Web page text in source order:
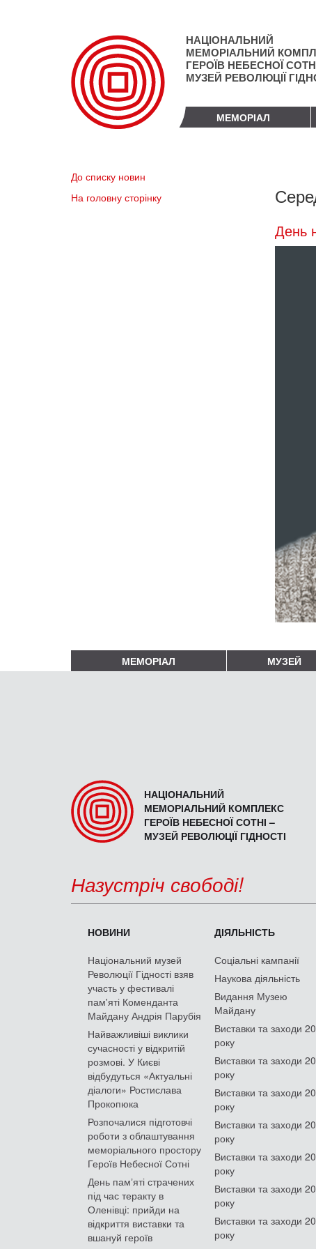
НАЦІОНАЛЬНИЙ
МЕМОРІАЛЬНИЙ
ГЕРОЇВ НЕБЕСНОЇ
МУЗЕЙ РЕВОЛЮЦІЇ
МЕМОРІАЛ
До списку новин
На головну сторінку
День
МЕМОРІАЛ МУЗЕЙ
НАЦІОНАЛЬНИЙ
МЕМОРІАЛЬНИЙ КОМПЛЕКС
ГЕРОЇВ НЕБЕСНОЇ СОТНІ –
МУЗЕЙ РЕВОЛЮЦІЇ ГІДНОСТІ
Назустріч свободі!
НОВИНИ
Національний музей
Революції Гідності взяв
участь у фестивалі
пам'яті Коменданта
Майдану Андрія Парубія
Найважливіші виклики
сучасності у відкритій
розмові. У Києві
відбудуться «Актуальні
діалоги» Ростислава
Прокопюка
Розпочалися підготовчі
роботи з облаштування
меморіального простору
Героїв Небесної Сотні
День памʼяті страчених
під час теракту в
Оленівці: прийди на
відкриття виставки та
вшануй героїв
ДІЯЛЬНІСТЬ
Соціальні кампанії
Наукова діяльність
Видання Музею
Майдану
Виставки та заходи
року
Виставки та заходи
року
Виставки та заходи
року
Виставки та заходи
року
Виставки та заходи
року
Виставки та заходи
року
Виставки та заходи
року